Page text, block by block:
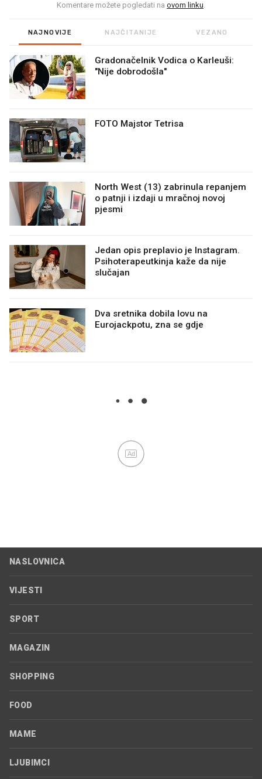
Komentare možete pogledati na ovom linku.
NAJNOVIJE NAJČITANIJE VEZANO
Gradonačelnik Vodica o Karleuši:
"Nije dobrodošla"
FOTO Majstor Tetrisa
North West (13) zabrinula repanjem
o patnji i izdaji u mračnoj novoj
pjesmi
Jedan opis preplavio je Instagram.
Psihoterapeutkinja kaže da nije
slučajan
Dva sretnika dobila lovu na
Eurojackpotu, zna se gdje
Ad
NASLOVNICA
VIJESTI
SPORT
MAGAZIN
SHOPPING
FOOD
MAME
LJUBIMCI